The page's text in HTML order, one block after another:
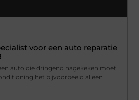
voor een auto reparatie
auto die dringend nagekeken moet
het bijvoorbeeld al een